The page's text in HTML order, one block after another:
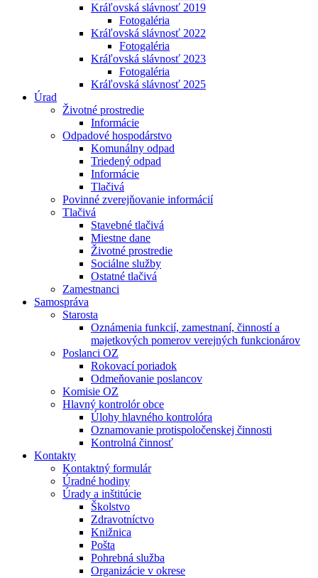
Kráľovská slávnosť 2019
Fotogaléria
Kráľovská slávnosť 2022
Fotogaléria
Kráľovská slávnosť 2023
Fotogaléria
Kráľovská slávnosť 2025
Úrad
Životné prostredie
Informácie
Odpadové hospodárstvo
Komunálny odpad
Triedený odpad
Informácie
Tlačivá
Povinné zverejňovanie informácií
Tlačivá
Stavebné tlačivá
Miestne dane
Životné prostredie
Sociálne služby
Ostatné tlačivá
Zamestnanci
Samospráva
Starosta
Oznámenia funkcií, zamestnaní, činností a
majetkových pomerov verejných funkcionárov
Poslanci OZ
Rokovací poriadok
Odmeňovanie poslancov
Komisie OZ
Hlavný kontrolór obce
Úlohy hlavného kontrolóra
Oznamovanie protispoločenskej činnosti
Kontrolná činnosť
Kontakty
Kontaktný formulár
Úradné hodiny
Úrady a inštitúcie
Školstvo
Zdravotníctvo
Knižnica
Pošta
Pohrebná služba
Organizácie v okrese